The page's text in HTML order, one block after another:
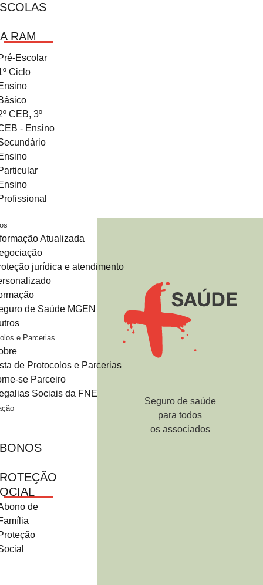
RAM
Escolar
Ciclo
CEB, 3º
- Ensino
Seguro de saúde
para todos
os associados
Atualizada
jurídica e atendimento
de Saúde MGEN
e Parcerias
de Protocolos e Parcerias
se Parceiro
Sociais da FNE
de